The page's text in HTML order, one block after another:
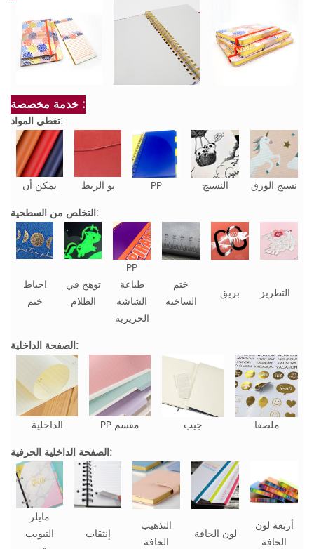
خدمة مخصصة :
تغطي المواد:
يمكن أن بو الربط PP النسيج
نسيج الورق
التخلص من السطحية:
احباط
ختم
توهج في
الظلام
PP
طباعة
الشاشة
الحريرية
ختم
الساخنة
بريق التطريز
الصفحة الداخلية:
الداخلية PP مقسم جيب
ملصقا
الصفحة الداخلية الحرفية:
مايلر
التبويب
إنثقاب
التذهيب
الحافة
لون الحافة
أربعة لون
الحافة